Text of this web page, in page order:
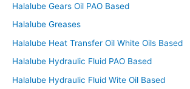
Halalube Gears Oil PAO Based
Halalube Greases
Halalube Heat Transfer Oil White Oils Based
Halalube Hydraulic Fluid PAO Based
Halalube Hydraulic Fluid Wite Oil Based